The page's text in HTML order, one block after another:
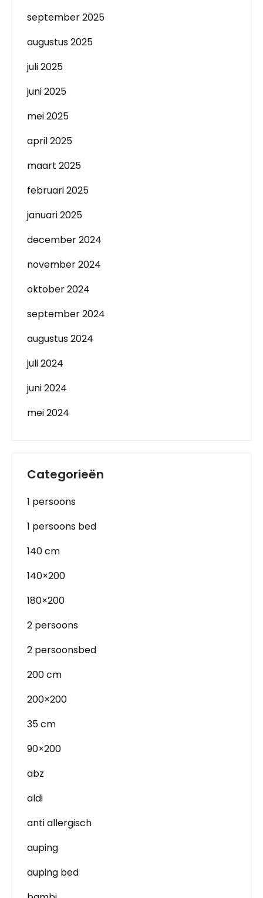
september 2025
augustus 2025
juli 2025
juni 2025
mei 2025
april 2025
maart 2025
februari 2025
januari 2025
december 2024
november 2024
oktober 2024
september 2024
augustus 2024
juli 2024
juni 2024
mei 2024
Categorieën
1 persoons
1 persoons bed
140 cm
140×200
180×200
2 persoons
2 persoonsbed
200 cm
200×200
35 cm
90×200
abz
aldi
anti allergisch
auping
auping bed